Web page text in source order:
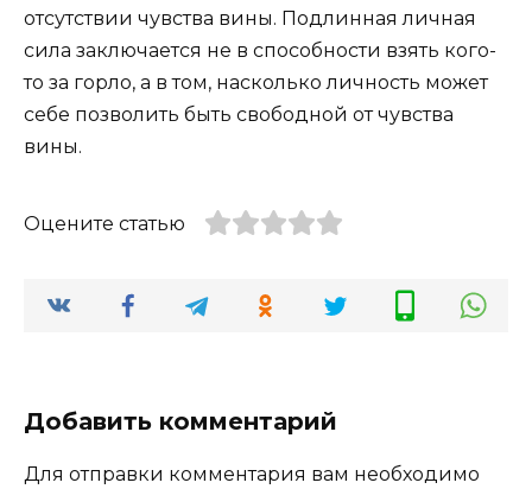
отсутствии чувства вины. Подлинная личная
сила заключается не в способности взять кого-
то за горло, а в том, насколько личность может
себе позволить быть свободной от чувства
вины.
Оцените статью
Добавить комментарий
Для отправки комментария вам необходимо